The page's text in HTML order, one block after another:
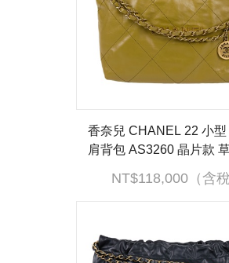
香奈兒 CHANEL 22 小型
肩背包 AS3260 晶片款
2BAG 小號 原廠盒子/防塵
NT$118,000（含稅